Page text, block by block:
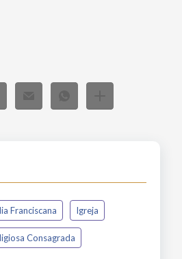
Franciscana Igreja
Consagrada